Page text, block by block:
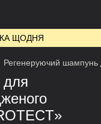
ЩОДНЯ
Регенеруючий шампунь
для